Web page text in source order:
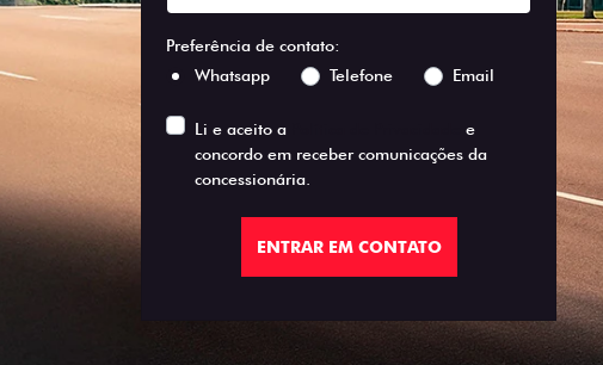
Preferência de contato:
Whatsapp
Telefone Email
Li e aceito a
e
concordo em receber comunicações da
concessionária.
ENTRAR EM CONTATO